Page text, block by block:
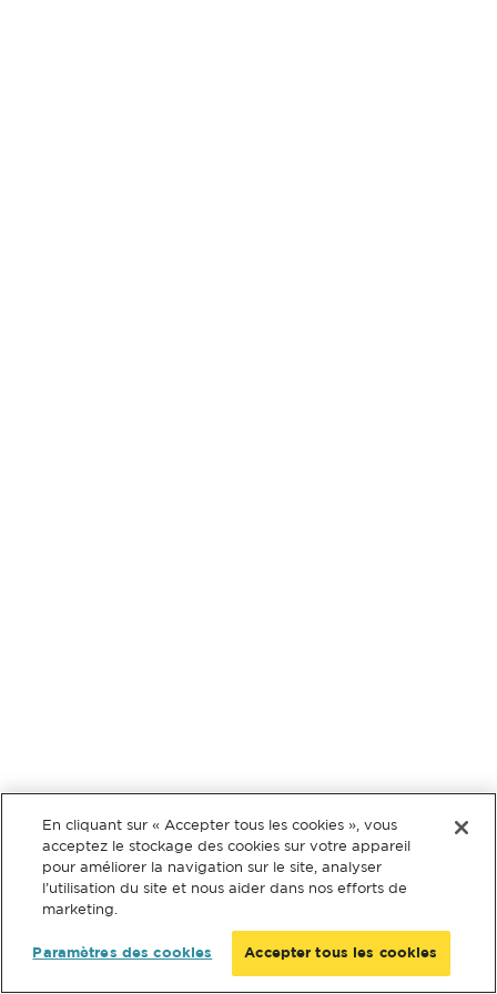
En cliquant sur « Accepter tous les cookies », vous
acceptez le stockage des cookies sur votre appareil
pour améliorer la navigation sur le site, analyser
l’utilisation du site et nous aider dans nos efforts de
marketing.
Paramètres des cookies Accepter tous les cookies